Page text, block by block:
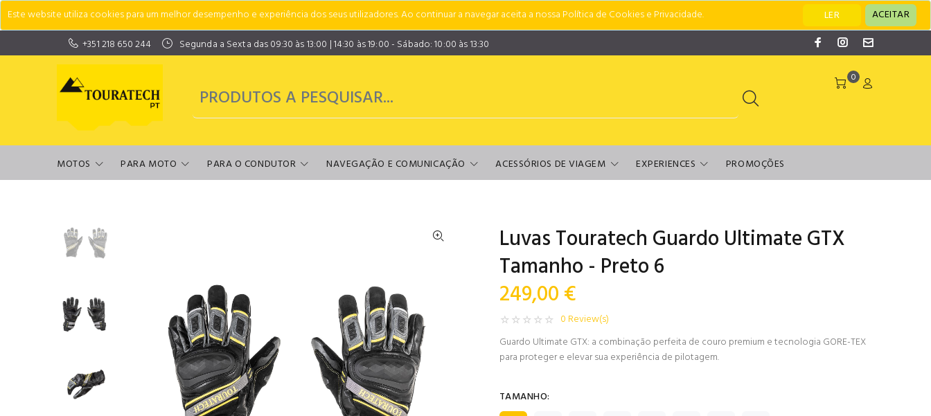
Este website utiliza cookies para um melhor desempenho e experiência dos seus utilizadores. Ao continuar a navegar aceita a nossa Política de Cookies e Privacidade. LER
ACEITAR
+351 218 650 244
Segunda a Sexta das 09:30 às 13:00 | 14:30 às 19:00 - Sábado: 10:00 às 13:30
0
MOTOS PARA MOTO PARA O CONDUTOR NAVEGAÇÃO E COMUNICAÇÃO ACESSÓRIOS DE VIAGEM EXPERIENCES PROMOÇÕES
Luvas Touratech Guardo Ultimate GTX
Tamanho - Preto 6
249,00 €
0 Review(s)
Guardo Ultimate GTX: a combinação perfeita de couro premium e tecnologia GORE-TEX
para proteger e elevar sua experiência de pilotagem.
TAMANHO: